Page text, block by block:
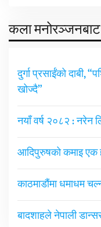
कला
दुर्गा प्रसाईंको दाबी,
खोज्दै”
नयाँ वर्ष २०८२ : नरेन
आदिपुरुषको कमाइ एक
काठमाडौंमा धमाधम
बादशाहले नेपाली